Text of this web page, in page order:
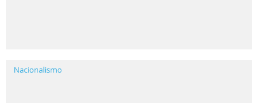
Nacionalismo